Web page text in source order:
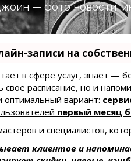
— фото новости,
записи на
в сфере услуг, знает —
свое расписание, но и
вариант:
первый месяц
и специалистов,
клиентов и